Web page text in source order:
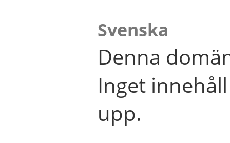
Svenska
Denna
Inget
upp.